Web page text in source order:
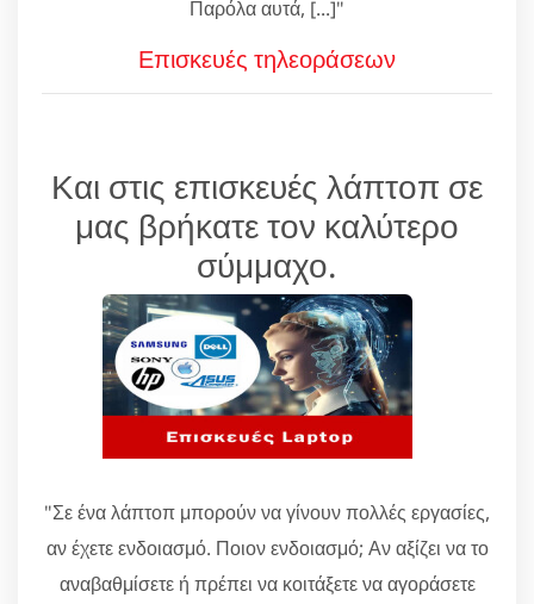
Παρόλα αυτά, [...]"
Επισκευές τηλεοράσεων
Και στις επισκευές λάπτοπ σε
μας βρήκατε τον καλύτερο
σύμμαχο.
"Σε ένα λάπτοπ μπορούν να γίνουν πολλές εργασίες,
αν έχετε ενδοιασμό. Ποιον ενδοιασμό; Αν αξίζει να το
αναβαθμίσετε ή πρέπει να κοιτάξετε να αγοράσετε